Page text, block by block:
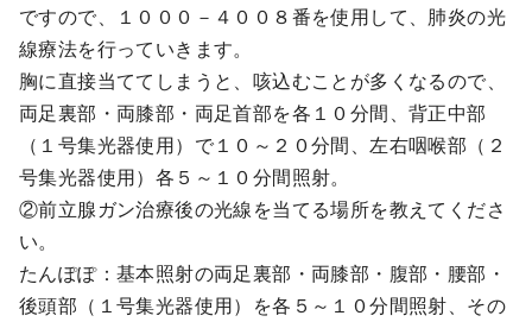
ですので、１０００－４００８番を使用して、肺炎の光
線療法を行っていきます。
胸に直接当ててしまうと、咳込むことが多くなるので、
両足裏部・両膝部・両足首部を各１０分間、背正中部
（１号集光器使用）で１０～２０分間、左右咽喉部（２
号集光器使用）各５～１０分間照射。
②前立腺ガン治療後の光線を当てる場所を教えてくださ
い。
たんぽぽ：基本照射の両足裏部・両膝部・腹部・腰部・
後頭部（１号集光器使用）を各５～１０分間照射、その